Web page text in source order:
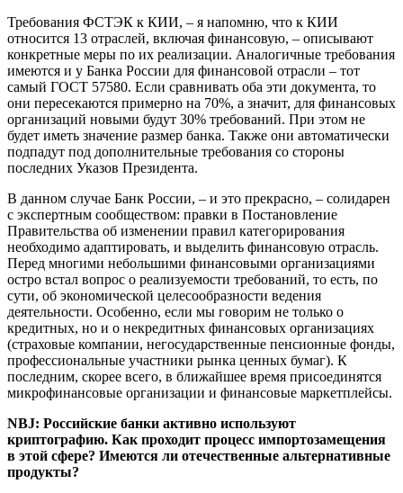
Требования ФСТЭК к КИИ, – я напомню, что к КИИ
относится 13 отраслей, включая финансовую, – описывают
конкретные меры по их реализации. Аналогичные требования
имеются и у Банка России для финансовой отрасли – тот
самый ГОСТ 57580. Если сравнивать оба эти документа, то
они пересекаются примерно на 70%, а значит, для финансовых
организаций новыми будут 30% требований. При этом не
будет иметь значение размер банка. Также они автоматически
подпадут под дополнительные требования со стороны
последних Указов Президента.
В данном случае Банк России, – и это прекрасно, – солидарен
с экспертным сообществом: правки в Постановление
Правительства об изменении правил категорирования
необходимо адаптировать, и выделить финансовую отрасль.
Перед многими небольшими финансовыми организациями
остро встал вопрос о реализуемости требований, то есть, по
сути, об экономической целесообразности ведения
деятельности. Особенно, если мы говорим не только о
кредитных, но и о некредитных финансовых организациях
(страховые компании, негосударственные пенсионные фонды,
профессиональные участники рынка ценных бумаг). К
последним, скорее всего, в ближайшее время присоединятся
микрофинансовые организации и финансовые маркетплейсы.
NBJ: Российские банки активно используют
криптографию. Как проходит процесс импортозамещения
в этой сфере? Имеются ли отечественные альтернативные
продукты?